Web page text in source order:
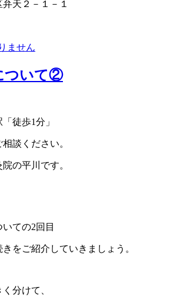
天２－１－１
ません
ついて②
徒歩1分」
談ください。
の平川です。
ての2回目
きをご紹介していきましょう。
分けて、